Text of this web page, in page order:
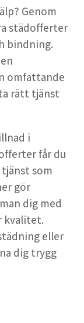
Genom
städofferter
bindning.
omfattande
rätt tjänst
i
får du
som
gör
dig med
kvalitet.
eller
dig trygg